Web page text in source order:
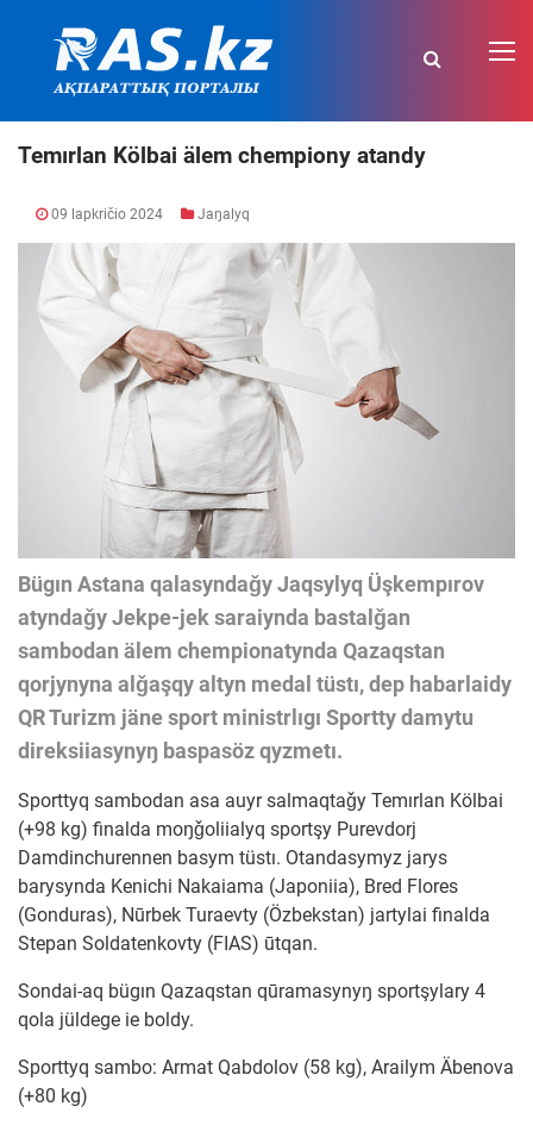
Temırlan Kölbai älem chempiony atandy
09 lapkričio 2024 Jaŋalyq
Bügın Astana qalasyndaǧy Jaqsylyq Üşkempırov
atyndaǧy Jekpe-jek saraiynda bastalǧan
sambodan älem chempionatynda Qazaqstan
qorjynyna alǧaşqy altyn medal tüstı, dep habarlaidy
QR Turizm jäne sport ministrlıgı Sportty damytu
direksiiasynyŋ baspasöz qyzmetı.
Sporttyq sambodan asa auyr salmaqtaǧy Temırlan Kölbai
(+98 kg) finalda moŋǧoliialyq sportşy Purevdorj
Damdinchurennen basym tüstı. Otandasymyz jarys
barysynda Kenichi Nakaiama (Japoniia), Bred Flores
(Gonduras), Nūrbek Turaevty (Özbekstan) jartylai finalda
Stepan Soldatenkovty (FIAS) ūtqan.
Sondai-aq bügın Qazaqstan qūramasynyŋ sportşylary 4
qola jüldege ie boldy.
Sporttyq sambo: Armat Qabdolov (58 kg), Arailym Äbenova
(+80 kg)